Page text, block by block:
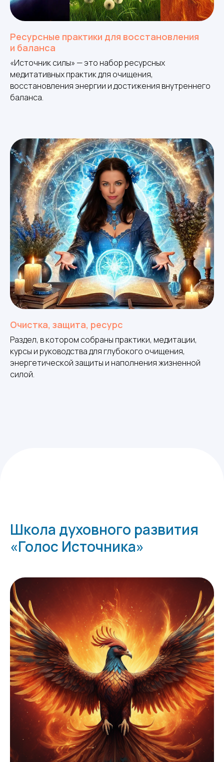
Ресурсные практики для восстановления
и баланса
«Источник силы» — это набор ресурсных
медитативных практик для очищения,
восстановления энергии и достижения внутреннего
баланса.
Очистка, защита, ресурс
Раздел, в котором собраны практики, медитации,
курсы и руководства для глубокого очищения,
энергетической защиты и наполнения жизненной
силой.
Школа духовного развития
«Голос Источника»